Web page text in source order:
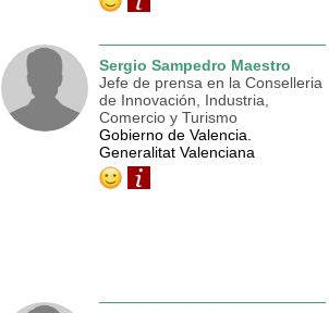
Sergio Sampedro Maestro
Jefe de prensa en la Conselleria
de Innovación, Industria,
Comercio y Turismo
Gobierno de Valencia.
Generalitat Valenciana